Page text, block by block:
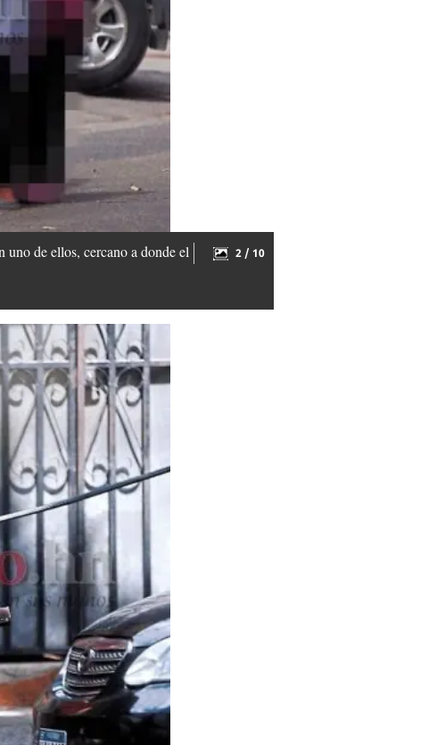
uno de ellos, cercano a donde el
2 / 10